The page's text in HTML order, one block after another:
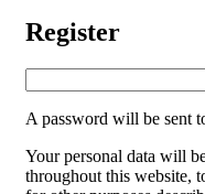
Register
A password will be sent
Your personal data will
throughout this website,